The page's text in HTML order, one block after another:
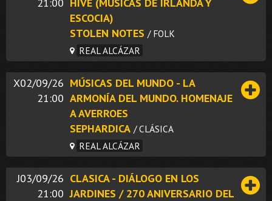
ESCOCIA)
STOLEN NOTES / FOLK
REAL ALCÁZAR
X02/09/26
21:00
MÚSICAS DEL MUNDO - LA
ARMONÍA DEL MUNDO. HOMENAJE
A AVERROES
SEPHARDICA / CLÁSICA
REAL ALCÁZAR
J03/09/26
21:00
CLASICA - DIÁLOGO EN LOS
JARDINES / 270 ANIVERSARIO DEL